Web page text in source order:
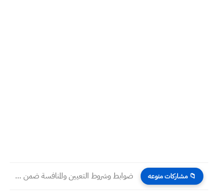
📁 مشاركات منوعه ضوابط وشروط التعيين والمنافسة ضمن قانون الامن الغذائي في العراق...